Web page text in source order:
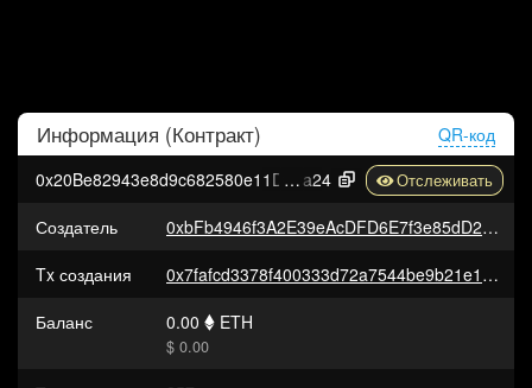
Информация (Контракт)
QR-код
0x20Be82943e8d9c682580e11D424EC15DB95B4
a24
Создатель
0xbFb4946f3A2E39eAcDFD6E7f3e85dD2857830e10
Tx создания
0x7fafcd3378f400333d72a7544be9b21e1c7cc8a5bdd2a2ceb38e0d1779b0cae3
Баланс
0.00 ETH
$ 0.00